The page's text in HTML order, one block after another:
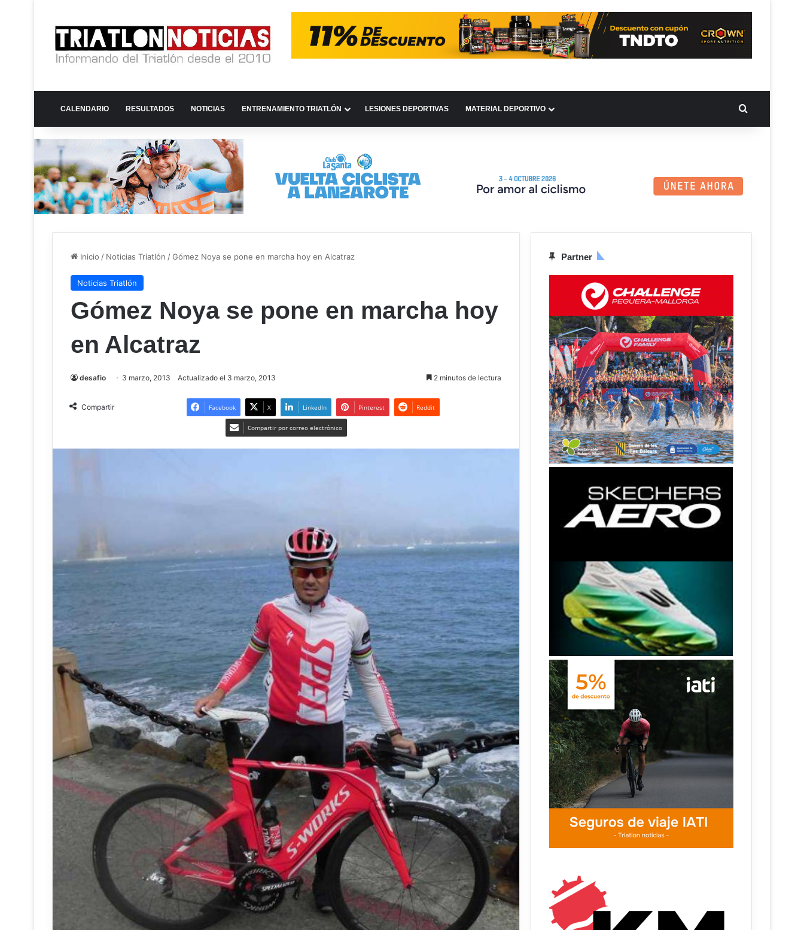
CALENDARIO RESULTADOS NOTICIAS ENTRENAMIENTO TRIATLÓN LESIONES DEPORTIVAS MATERIAL DEPORTIVO BUSCAR
Inicio / Noticias Triatlón /Gómez Noya se pone en marcha hoy en Alcatraz
Noticias Triatlón
Gómez Noya se pone en marcha hoy
en Alcatraz
desafio 3 marzo, 2013 Actualizado el 3 marzo, 2013 2 minutos de lectura
Compartir Facebook X LinkedIn Pinterest Reddit
Compartir por correo electrónico
Partner